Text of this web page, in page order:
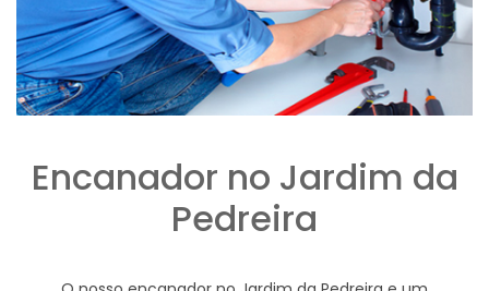
Encanador no Jardim da
Pedreira